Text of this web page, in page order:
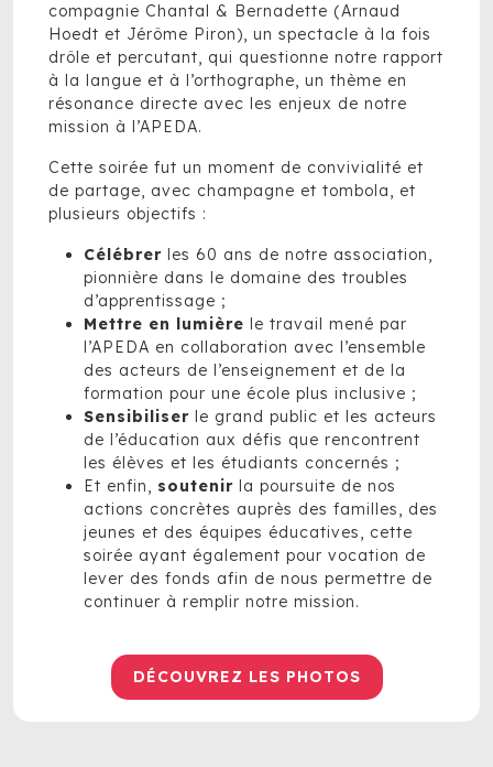
compagnie Chantal & Bernadette (Arnaud
Hoedt et Jérôme Piron), un spectacle à la fois
drôle et percutant, qui questionne notre rapport
à la langue et à l’orthographe, un thème en
résonance directe avec les enjeux de notre
mission à l’APEDA.
Cette soirée fut un moment de convivialité et
de partage, avec champagne et tombola, et
plusieurs objectifs :
Célébrer les 60 ans de notre association,
pionnière dans le domaine des troubles
d’apprentissage ;
Mettre en lumière le travail mené par
l’APEDA en collaboration avec l’ensemble
des acteurs de l’enseignement et de la
formation pour une école plus inclusive ;
Sensibiliser le grand public et les acteurs
de l’éducation aux défis que rencontrent
les élèves et les étudiants concernés ;
Et enfin, soutenir la poursuite de nos
actions concrètes auprès des familles, des
jeunes et des équipes éducatives, cette
soirée ayant également pour vocation de
lever des fonds afin de nous permettre de
continuer à remplir notre mission.
DÉCOUVREZ LES PHOTOS